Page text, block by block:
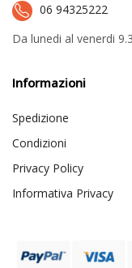
06 94325222
Da lunedi al venerdi
Informazioni
Spedizione
Condizioni
Privacy Policy
Informativa Privacy